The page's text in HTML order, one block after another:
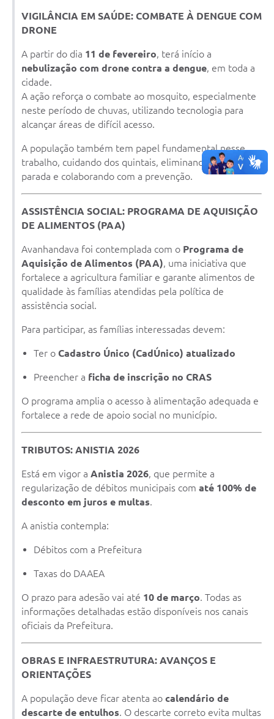
VIGILÂNCIA EM SAÚDE: COMBATE À DENGUE COM
DRONE
A partir do dia 11 de fevereiro, terá início a
nebulização com drone contra a dengue, em toda a
cidade.
A ação reforça o combate ao mosquito, especialmente
neste período de chuvas, utilizando tecnologia para
alcançar áreas de difícil acesso.
A população também tem papel fundamental nesse
trabalho, cuidando dos quintais, eliminando água
parada e colaborando com a prevenção.
ASSISTÊNCIA SOCIAL: PROGRAMA DE AQUISIÇÃO
DE ALIMENTOS (PAA)
Avanhandava foi contemplada com o Programa de
Aquisição de Alimentos (PAA), uma iniciativa que
fortalece a agricultura familiar e garante alimentos de
qualidade às famílias atendidas pela política de
assistência social.
Para participar, as famílias interessadas devem:
Ter o Cadastro Único (CadÚnico) atualizado
Preencher a ficha de inscrição no CRAS
O programa amplia o acesso à alimentação adequada e
fortalece a rede de apoio social no município.
TRIBUTOS: ANISTIA 2026
Está em vigor a Anistia 2026, que permite a
regularização de débitos municipais com até 100% de
desconto em juros e multas.
A anistia contempla:
Débitos com a Prefeitura
Taxas do DAAEA
O prazo para adesão vai até 10 de março. Todas as
informações detalhadas estão disponíveis nos canais
oficiais da Prefeitura.
OBRAS E INFRAESTRUTURA: AVANÇOS E
ORIENTAÇÕES
A população deve ficar atenta ao calendário de
descarte de entulhos. O descarte correto evita multas